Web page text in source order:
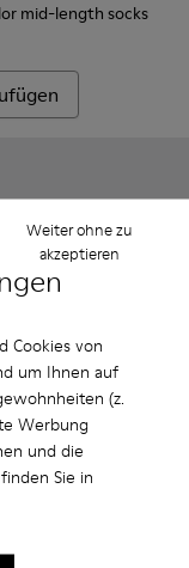
Cookies von
um Ihnen auf
(z.
Werbung
und die
Sie in
Weiter ohne zu
akzeptieren
mid-length socks
Schnürsenkel
elastische
- Gelbe
003 - Rote
- KL00002-002 -
200 ml